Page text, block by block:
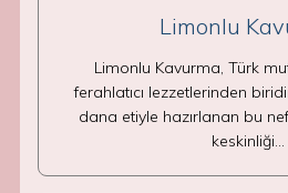
Limonlu
Limonlu Kavurma, Türk
ferahlatıcı lezzetlerinden
dana etiyle hazırlanan bu
keskinliği…